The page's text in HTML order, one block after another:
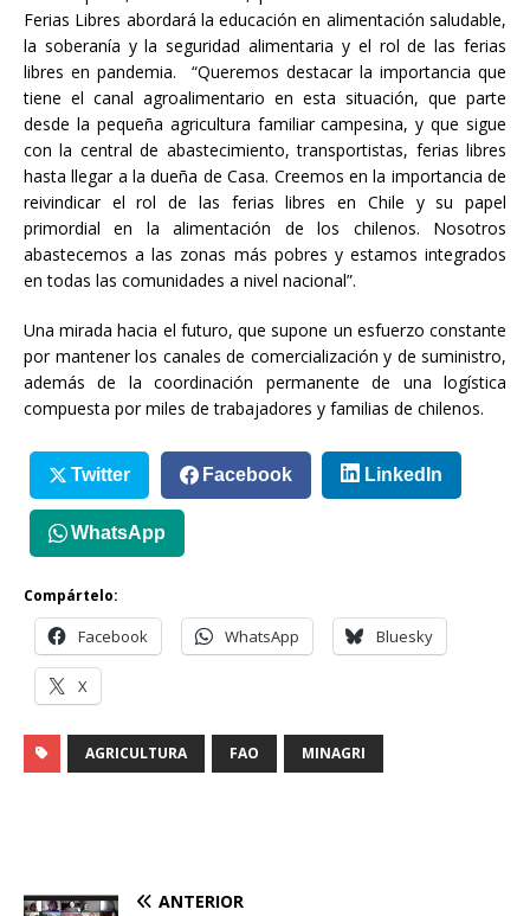
Ferias Libres abordará la educación en alimentación saludable,
la soberanía y la seguridad alimentaria y el rol de las ferias
libres en pandemia. “Queremos destacar la importancia que
tiene el canal agroalimentario en esta situación, que parte
desde la pequeña agricultura familiar campesina, y que sigue
con la central de abastecimiento, transportistas, ferias libres
hasta llegar a la dueña de Casa. Creemos en la importancia de
reivindicar el rol de las ferias libres en Chile y su papel
primordial en la alimentación de los chilenos. Nosotros
abastecemos a las zonas más pobres y estamos integrados
en todas las comunidades a nivel nacional”.
Una mirada hacia el futuro, que supone un esfuerzo constante
por mantener los canales de comercialización y de suministro,
además de la coordinación permanente de una logística
compuesta por miles de trabajadores y familias de chilenos.
Twitter Facebook LinkedIn
WhatsApp
Compártelo:
Facebook WhatsApp Bluesky
X
AGRICULTURA FAO MINAGRI
ANTERIOR